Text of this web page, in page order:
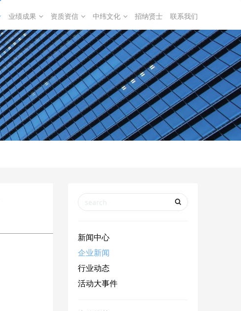
业绩成果 资质资信 中纬文化 招纳贤士 联系我们
新闻中心
企业新闻
行业动态
活动大事件